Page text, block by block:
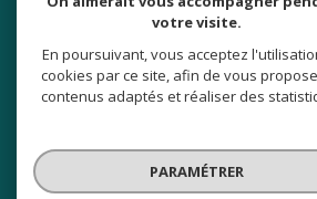
© 2026 | TOUS DROITS RÉSERVÉS | TRADUCTION
PLAN DU SITE
POLITIQUE RGPD
votre visite.
En poursuivant, vous acceptez
cookies par ce site, afin de vous
contenus adaptés et réaliser des
PARAMÉTRER